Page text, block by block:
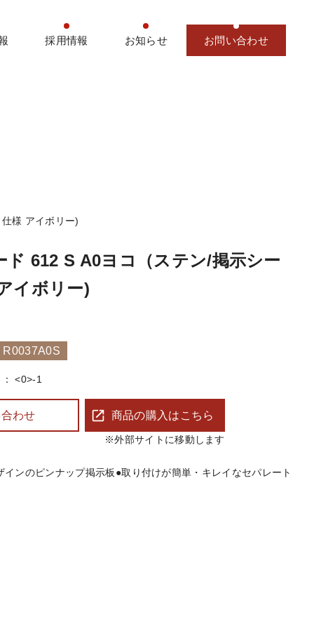
採用情報 お知らせ お問い合わせ
様 アイボリー)
ド 612 S A0ヨコ（ステン/掲示シー
イボリー)
R0037A0S
<0>-1
わせ 商品の購入はこちら
※外部サイトに移動します
インのピンナップ掲示板 ●取り付けが簡単・キレイなセパレート